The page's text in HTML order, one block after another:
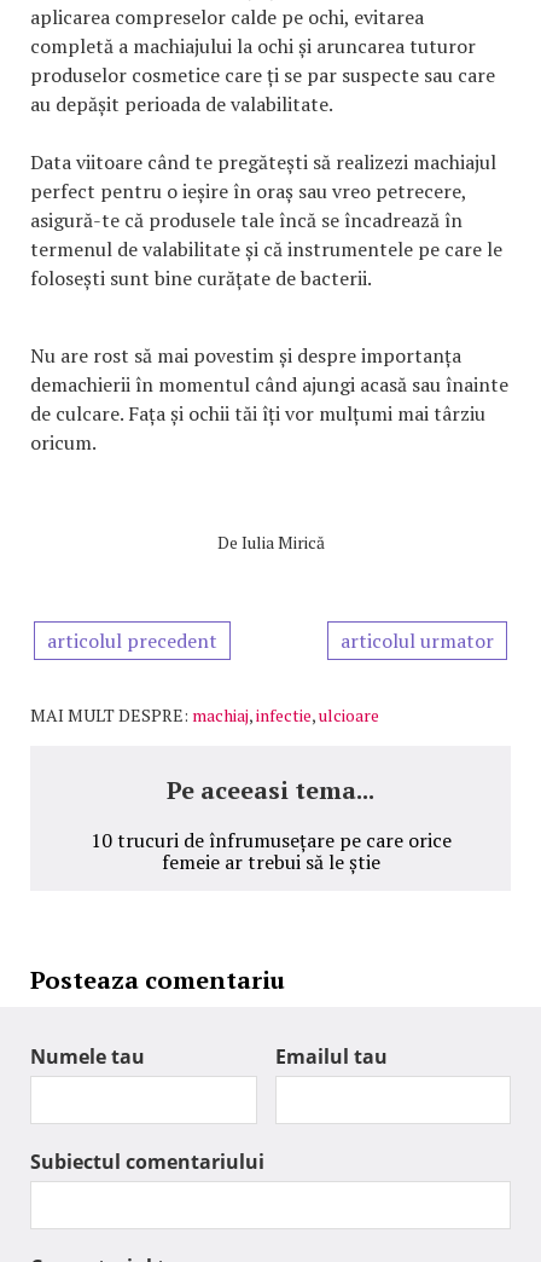
aplicarea compreselor calde pe ochi, evitarea
completă a machiajului la ochi și aruncarea tuturor
produselor cosmetice care ți se par suspecte sau care
au depășit perioada de valabilitate.
Data viitoare când te pregătești să realizezi machiajul
perfect pentru o ieșire în oraș sau vreo petrecere,
asigură-te că produsele tale încă se încadrează în
termenul de valabilitate și că instrumentele pe care le
folosești sunt bine curățate de bacterii.
Nu are rost să mai povestim și despre importanța
demachierii în momentul când ajungi acasă sau înainte
de culcare. Fața și ochii tăi îți vor mulțumi mai târziu
oricum.
De Iulia Mirică
articolul precedent articolul urmator
MAI MULT DESPRE: machiaj,infectie,ulcioare
Pe aceeasi tema...
10 trucuri de înfrumusețare pe care orice
femeie ar trebui să le știe
Posteaza comentariu
Numele tau Emailul tau
Subiectul comentariului